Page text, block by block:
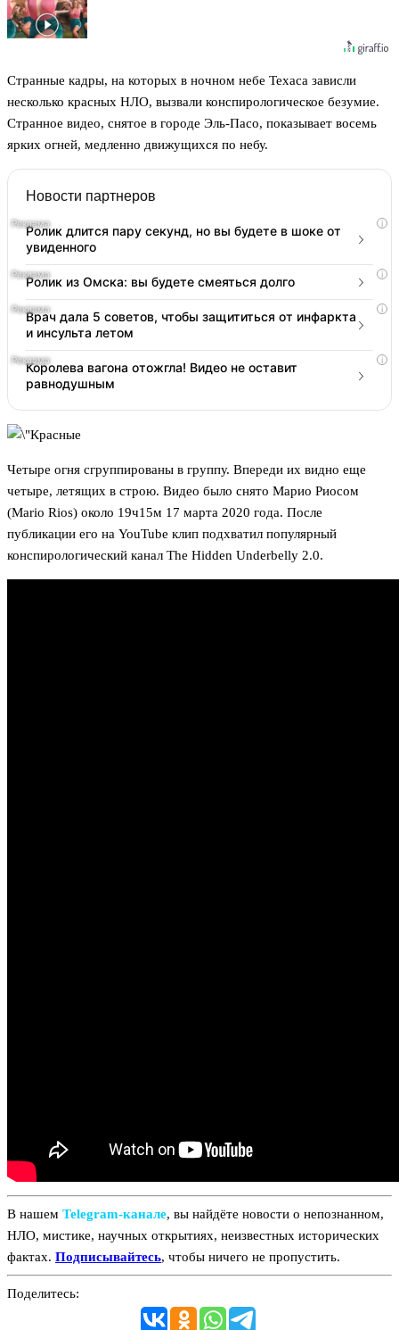
Странные кадры, на которых в ночном небе Техаса зависли
несколько красных НЛО, вызвали конспирологическое безумие.
Странное видео, снятое в городе Эль-Пасо, показывает восемь
ярких огней, медленно движущихся по небу.
Новости партнеров
i
Ролик длится пару секунд, но вы будете в шоке от
увиденного
i
Ролик из Омска: вы будете смеяться долго
i
Врач дала 5 советов, чтобы защититься от инфаркта
и инсульта летом
i
Королева вагона отожгла! Видео не оставит
равнодушным
Четыре огня сгруппированы в группу. Впереди их видно еще
четыре, летящих в строю. Видео было снято Марио Риосом
(Mario Rios) около 19ч15м 17 марта 2020 года. После
публикации его на YouTube клип подхватил популярный
конспирологический канал The Hidden Underbelly 2.0.
В нашем Telegram‑канале, вы найдёте новости о непознанном,
НЛО, мистике, научных открытиях, неизвестных исторических
фактах. Подписывайтесь, чтобы ничего не пропустить.
Поделитесь: